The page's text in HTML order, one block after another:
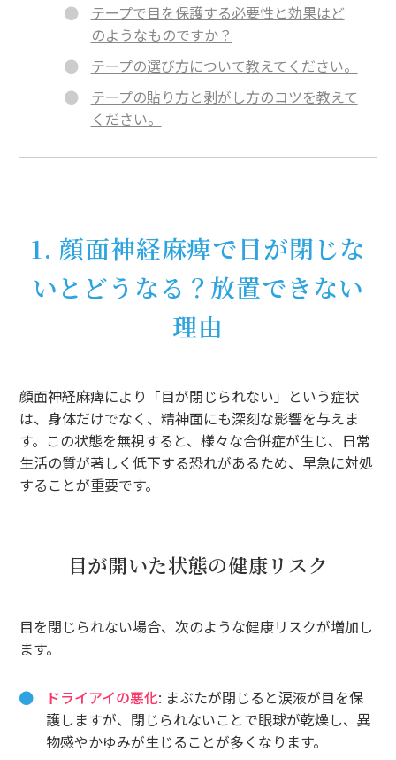
テープで目を保護する必要性と効果はど
のようなものですか？
テープの選び方について教えてください。
テープの貼り方と剥がし方のコツを教えて
ください。
1. 顔面神経麻痺で目が閉じな
いとどうなる？放置できない
理由
顔面神経麻痺により「目が閉じられない」という症状
は、身体だけでなく、精神面にも深刻な影響を与えま
す。この状態を無視すると、様々な合併症が生じ、日常
生活の質が著しく低下する恐れがあるため、早急に対処
することが重要です。
目が開いた状態の健康リスク
目を閉じられない場合、次のような健康リスクが増加し
ます。
ドライアイの悪化: まぶたが閉じると涙液が目を保
護しますが、閉じられないことで眼球が乾燥し、異
物感やかゆみが生じることが多くなります。